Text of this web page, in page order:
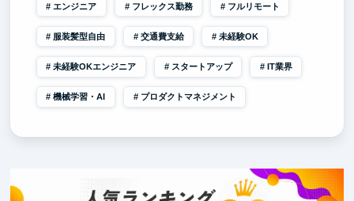
エンジニア フレックス勤務 フルリモート
服装髪型自由 交通費支給 未経験OK
未経験OKエンジニア スタートアップ IT業界
機械学習・AI プロダクトマネジメント